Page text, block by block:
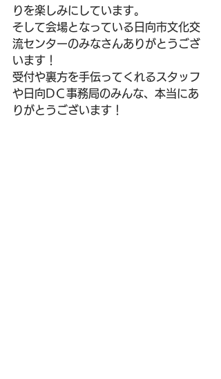
りを楽しみにしています。
そして会場となっている日向市文化交
流センターのみなさんありがとうござ
います！
受付や裏方を手伝ってくれるスタッフ
や日向DＣ事務局のみんな、本当にあ
りがとうございます！